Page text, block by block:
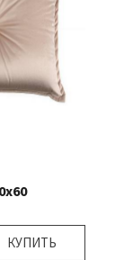
КУПИТЬ